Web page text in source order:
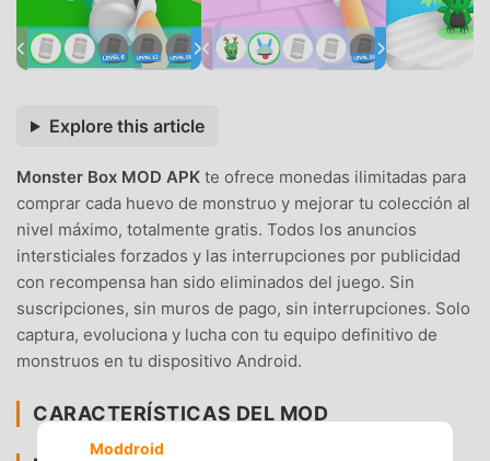
Explore this article
Monster Box MOD APK te ofrece monedas ilimitadas para
comprar cada huevo de monstruo y mejorar tu colección al
nivel máximo, totalmente gratis. Todos los anuncios
intersticiales forzados y las interrupciones por publicidad
con recompensa han sido eliminados del juego. Sin
suscripciones, sin muros de pago, sin interrupciones. Solo
captura, evoluciona y lucha con tu equipo definitivo de
monstruos en tu dispositivo Android.
CARACTERÍSTICAS DEL MOD
Moddroid